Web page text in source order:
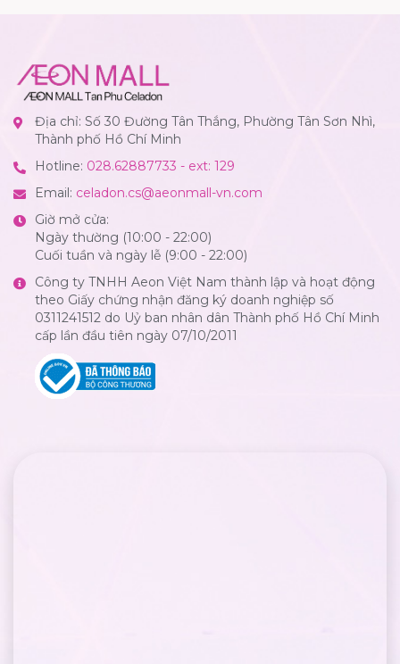
Địa chỉ: Số 30 Đường Tân Thắng, Phường Tân Sơn Nhì,
Thành phố Hồ Chí Minh
Hotline: 028.62887733 - ext: 129
Email: celadon.cs@aeonmall-vn.com
Giờ mở cửa:
Ngày thường (10:00 - 22:00)
Cuối tuần và ngày lễ (9:00 - 22:00)
Công ty TNHH Aeon Việt Nam thành lập và hoạt động
theo Giấy chứng nhận đăng ký doanh nghiệp số
0311241512 do Uỷ ban nhân dân Thành phố Hồ Chí Minh
cấp lần đầu tiên ngày 07/10/2011